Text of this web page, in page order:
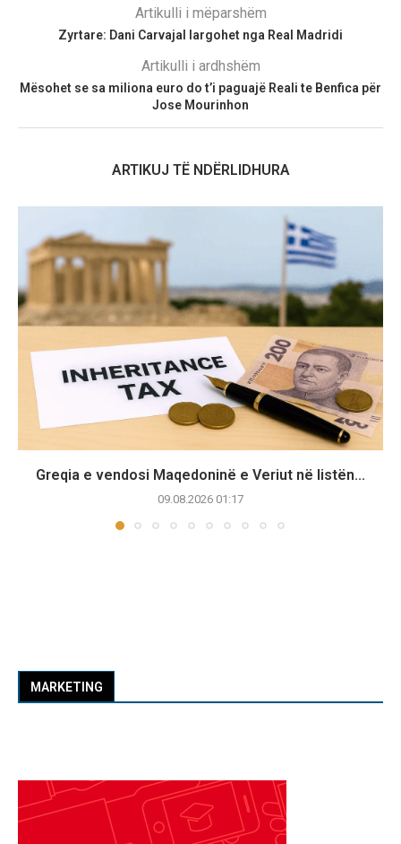
Artikulli i mëparshëm
Zyrtare: Dani Carvajal largohet nga Real Madridi
Artikulli i ardhshëm
Mësohet se sa miliona euro do t’i paguajë Reali te Benfica për
Jose Mourinhon
ARTIKUJ TË NDËRLIDHURA
Greqia e vendosi Maqedoninë e Veriut në listën...
09.08.2026 01:17
MARKETING